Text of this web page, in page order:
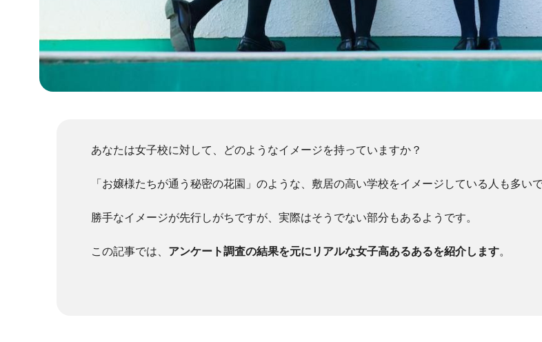
あなたは女子校に対して、どのようなイメージを持っていますか？
「お嬢様たちが通う秘密の花園」のような、敷居の高い学校をイメージしている人も多いで
勝手なイメージが先行しがちですが、実際はそうでない部分もあるようです。
この記事では、 アンケート調査の結果を元にリアルな女子高あるあるを紹介します。